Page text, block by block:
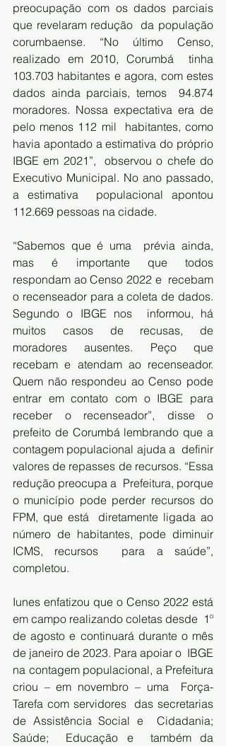
preocupação com os dados parciais
que revelaram redução  da população
corumbaense. “No último Censo,
realizado em 2010, Corumbá  tinha
103.703 habitantes e agora, com estes
dados ainda parciais, temos  94.874
moradores. Nossa expectativa era de
pelo menos 112 mil  habitantes, como
havia apontado a estimativa do próprio
IBGE em 2021”,  observou o chefe do
Executivo Municipal. No ano passado,
a estimativa  populacional apontou
112.669 pessoas na cidade.
“Sabemos que é uma  prévia ainda,
mas é importante que todos
respondam ao Censo 2022 e  recebam
o recenseador para a coleta de dados.
Segundo o IBGE nos  informou, há
muitos casos de recusas, de
moradores ausentes. Peço que
recebam e atendam ao recenseador.
Quem não respondeu ao Censo pode
entrar em contato com o IBGE para
receber o recenseador”, disse o
prefeito de Corumbá lembrando que a
contagem populacional ajuda a  definir
valores de repasses de recursos. “Essa
redução preocupa a  Prefeitura, porque
o município pode perder recursos do
FPM, que está  diretamente ligada ao
número de habitantes, pode diminuir
ICMS, recursos  para a saúde”,
completou.
Iunes enfatizou que o Censo 2022 está
em campo realizando coletas desde  1º
de agosto e continuará durante o mês
de janeiro de 2023. Para apoiar o  IBGE
na contagem populacional, a Prefeitura
criou – em novembro – uma  Força-
Tarefa com servidores  das secretarias
de Assistência Social e  Cidadania;
Saúde;  Educação e  também da